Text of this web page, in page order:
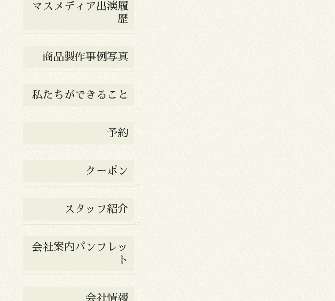
マスメディア出演履
歴
商品製作事例写真
私たちができること
予約
クーポン
スタッフ紹介
会社案内パンフレッ
ト
会社情報